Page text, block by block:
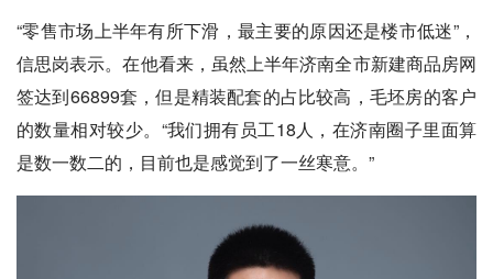
“零售市场上半年有所下滑，最主要的原因还是楼市低迷”，
信思岗表示。在他看来，虽然上半年济南全市新建商品房网
签达到66899套，但是精装配套的占比较高，毛坯房的客户
的数量相对较少。“我们拥有员工18人，在济南圈子里面算
是数一数二的，目前也是感觉到了一丝寒意。”